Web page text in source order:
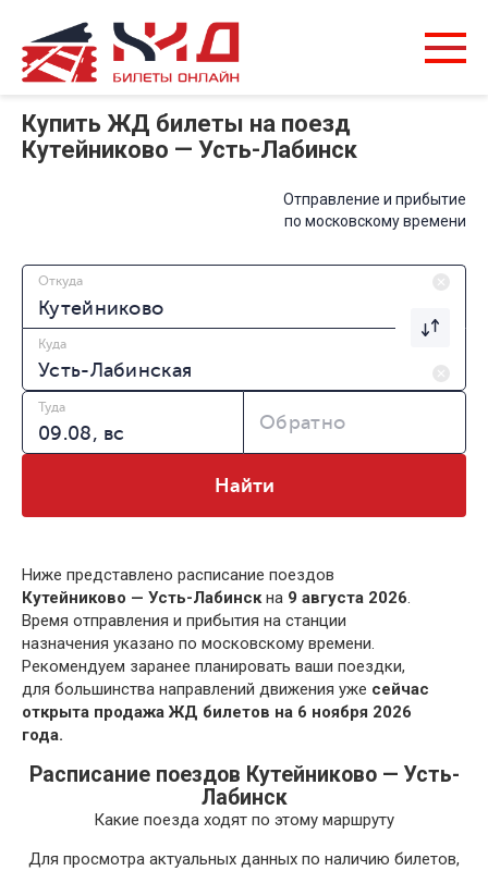
Купить ЖД билеты на поезд
Кутейниково — Усть-Лабинск
Отправление и прибытие
по московскому времени
Откуда
Куда
Туда
Обратно
Найти
Ниже представлено расписание поездов
Кутейниково — Усть-Лабинскна 9 августа 2026.
Время отправления и прибытия на станции
назначения указано по московскому времени.
Рекомендуем заранее планировать ваши поездки,
для большинства направлений движения уже сейчас
открыта продажа ЖД билетов на 6 ноября 2026
года.
Расписание поездов Кутейниково — Усть-
Лабинск
Какие поезда ходят по этому маршруту
Для просмотра актуальных данных по наличию билетов,